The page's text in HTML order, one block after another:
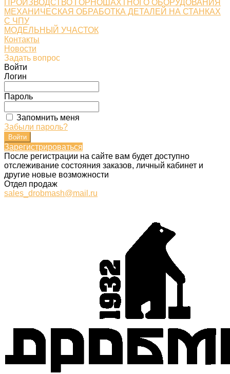
ПРОИЗВОДСТВО ГОРНОШАХТНОГО ОБОРУДОВАНИЯ
МЕХАНИЧЕСКАЯ ОБРАБОТКА ДЕТАЛЕЙ НА СТАНКАХ
С ЧПУ
МОДЕЛЬНЫЙ УЧАСТОК
Контакты
Новости
Задать вопрос
Войти
Логин
Пароль
Запомнить меня
Забыли пароль?
Зарегистрироваться
После регистрации на сайте вам будет доступно
отслеживание состояния заказов, личный кабинет и
другие новые возможности
Отдел продаж
sales_drobmash@mail.ru